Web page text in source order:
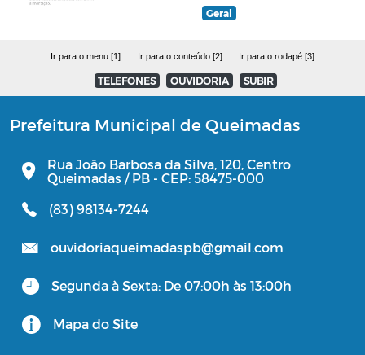
Geral
Ir para o menu [1] Ir para o conteúdo [2] Ir para o rodapé [3]
TELEFONES OUVIDORIA SUBIR
Prefeitura Municipal de Queimadas
Rua João Barbosa da Silva, 120, Centro
Queimadas / PB - CEP: 58475-000
(83) 98134-7244
ouvidoriaqueimadaspb@gmail.com
Segunda à Sexta: De 07:00h às 13:00h
Mapa do Site